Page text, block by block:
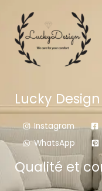
Lucky Design
Instagram
WhatsApp
Qualité et